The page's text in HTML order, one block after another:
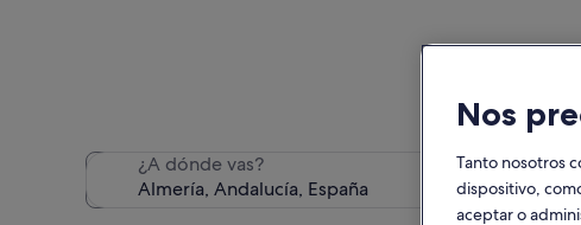
Hemos encontrado 18
¿A dónde vas?
Nos
Tanto nosotros
dispositivo,
aceptar o